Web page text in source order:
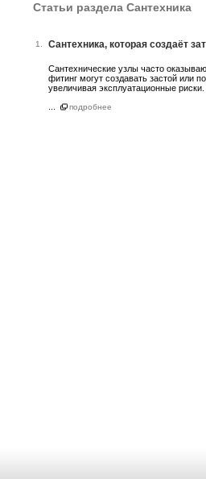
Статьи раздела Сантехника
1. Сантехника, которая создаёт
Сантехнические узлы часто
фитинг могут создавать застой или
увеличивая эксплуатационные риски.
подробнее